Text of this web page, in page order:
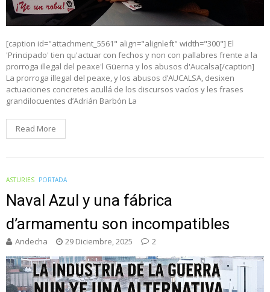
[caption id="attachment_5561" align="alignleft" width="300"] El
'Principado' tien qu'actuar con fechos y non con pallabres frente a la
prorroga illegal del peaxe'l Güerna y los abusos d'Aucalsa[/caption]
La prorroga illegal del peaxe, y los abusos d’AUCALSA, desixen
actuaciones concretes acullá de los discursos vacíos y les frases
grandilocuentes d’Adrián Barbón La
Read More
ASTURIES PORTADA
Naval Azul y una fábrica
d’armamentu son incompatibles
Andecha 29 Diciembre, 2025 2